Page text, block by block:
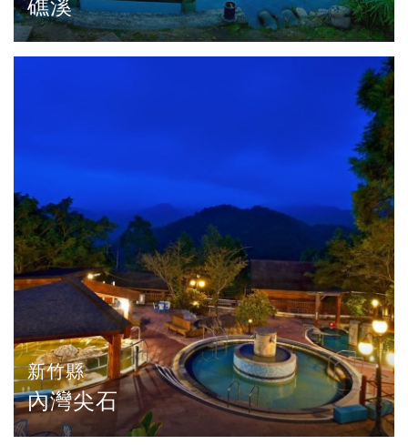
礁溪
新竹縣
內灣尖石